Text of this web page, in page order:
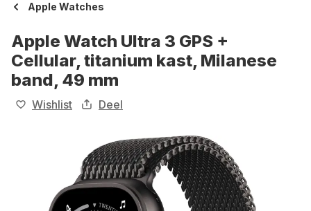
Apple Watches
Apple Watch Ultra 3 GPS +
Cellular, titanium kast, Milanese
band, 49 mm
Wishlist Deel